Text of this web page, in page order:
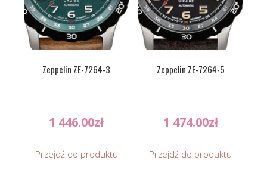
Zeppelin ZE-7264-3
1 446.00zł
Przejdź do produktu
Zeppelin ZE-7264-5
1 474.00zł
Przejdź do produktu